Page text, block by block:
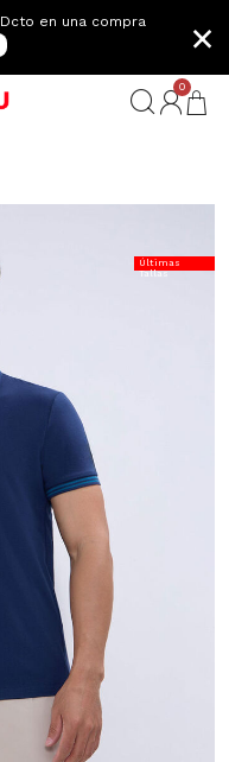
Dcto en una compra
×
0
Últimas
Tallas